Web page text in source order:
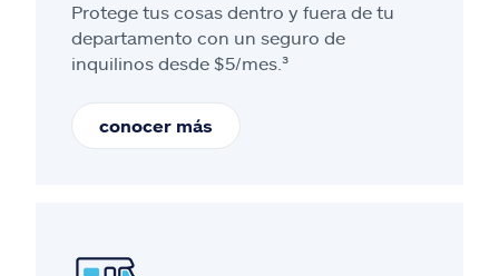
Protege tus cosas dentro y fuera de tu
departamento con un seguro de
inquilinos desde $5/mes.³
conocer más